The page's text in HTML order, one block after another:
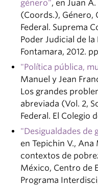
género", en Juan
(Coords.), Género,
Federal. Suprema
Poder Judicial de
Fontamara, 2012.
"Política pública,
Manuel y Jean
Los grandes
abreviada (Vol. 2,
Federal. El Colegio
"Desigualdades de
en Tepichin V.,
contextos de
México, Centro de
Programa